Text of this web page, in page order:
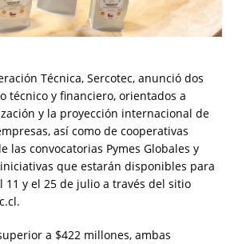
Técnica, Sercotec, anunció dos
técnico y financiero, orientados a
y la proyección internacional de
así como de cooperativas
las convocatorias Pymes Globales y
que estarán disponibles para
11 y el 25 de julio a través del sitio
a $422 millones, ambas